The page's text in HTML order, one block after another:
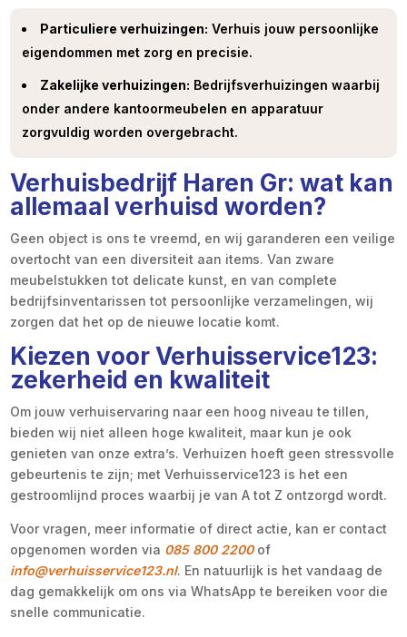
Particuliere verhuizingen: Verhuis jouw persoonlijke
eigendommen met zorg en precisie.
Zakelijke verhuizingen: Bedrijfsverhuizingen waarbij
onder andere kantoormeubelen en apparatuur
zorgvuldig worden overgebracht.
Verhuisbedrijf Haren Gr: wat kan
allemaal verhuisd worden?
Geen object is ons te vreemd, en wij garanderen een veilige
overtocht van een diversiteit aan items. Van zware
meubelstukken tot delicate kunst, en van complete
bedrijfsinventarissen tot persoonlijke verzamelingen, wij
zorgen dat het op de nieuwe locatie komt.
Kiezen voor Verhuisservice123:
zekerheid en kwaliteit
Om jouw verhuiservaring naar een hoog niveau te tillen,
bieden wij niet alleen hoge kwaliteit, maar kun je ook
genieten van onze extra’s. Verhuizen hoeft geen stressvolle
gebeurtenis te zijn; met Verhuisservice123 is het een
gestroomlijnd proces waarbij je van A tot Z ontzorgd wordt.
Voor vragen, meer informatie of direct actie, kan er contact
opgenomen worden via 085 800 2200of
info@verhuisservice123.nl. En natuurlijk is het vandaag de
dag gemakkelijk om ons via WhatsApp te bereiken voor die
snelle communicatie.